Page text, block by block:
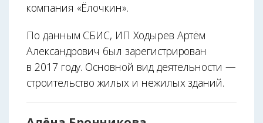
компания «Ёлочкин».
По данным СБИС, ИП Ходырев Артём
Александрович был зарегистрирован
в 2017 году. Основной вид деятельности —
строительство жилых и нежилых зданий.